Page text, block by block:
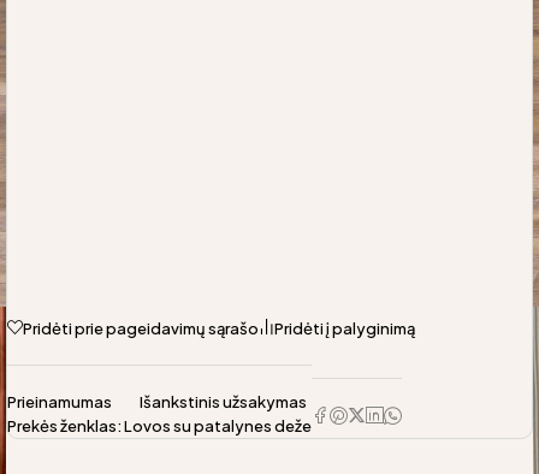
Pridėti prie pageidavimų sąrašo Pridėti į palyginimą
Prieinamumas
Išankstinis užsakymas
Prekės ženklas:Lovos su patalynes deže